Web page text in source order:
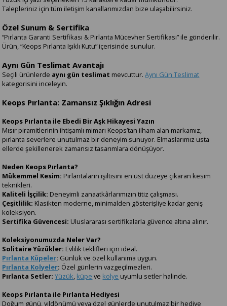
Talepleriniz için tüm iletişim kanallarımızdan bize ulaşabilirsiniz.
Özel Sunum & Sertifika
“Pırlanta Garanti Sertifikası & Pırlanta Mücevher Sertifikası” ile gönderilir.
Ürün, “Keops Pırlanta Işıklı Kutu” içerisinde sunulur.
Aynı Gün Teslimat Avantajı
Seçili ürünlerde aynı gün teslimat mevcuttur.Aynı Gün Teslimat
kategorisini inceleyin.
Keops Pırlanta: Zamansız Şıklığın Adresi
Keops Pırlanta ile Ebedi Bir Aşk Hikayesi Yazın
Mısır piramitlerinin ihtişamlı mimarı Keops’tan ilham alan markamız,
pırlanta severlere unutulmaz bir deneyim sunuyor. Elmaslarımız usta
ellerde şekillenerek zamansız tasarımlara dönüşüyor.
Neden Keops Pırlanta?
Mükemmel Kesim: Pırlantaların ışıltısını en üst düzeye çıkaran kesim
teknikleri.
Kaliteli İşçilik: Deneyimli zanaatkârlarımızın titiz çalışması.
Çeşitlilik: Klasikten moderne, minimalden gösterişliye kadar geniş
koleksiyon.
Sertifika Güvencesi: Uluslararası sertifikalarla güvence altına alınır.
Koleksiyonumuzda Neler Var?
Solitaire Yüzükler: Evlilik teklifleri için ideal.
Pırlanta Küpeler: Günlük ve özel kullanıma uygun.
Pırlanta Kolyeler: Özel günlerin vazgeçilmezleri.
Pırlanta Setler: Yüzük, küpe ve kolye uyumlu setler halinde.
Keops Pırlanta ile Pırlanta Hediyesi
Doğum günü, yıldönümü veya özel günlerde unutulmaz bir hediye